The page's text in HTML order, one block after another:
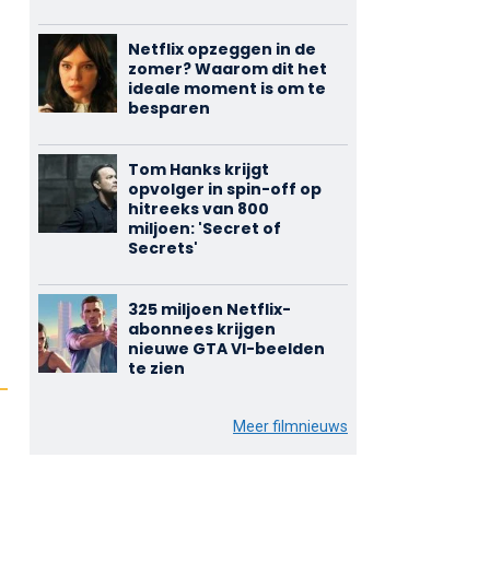
Netflix opzeggen in de
zomer? Waarom dit het
ideale moment is om te
besparen
Tom Hanks krijgt
opvolger in spin-off op
hitreeks van 800
miljoen: 'Secret of
Secrets'
325 miljoen Netflix-
abonnees krijgen
nieuwe GTA VI-beelden
te zien
Meer filmnieuws